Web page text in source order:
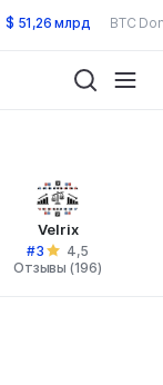
$ 51,26 млрд BTC
Velrix
#3
4,5
Отзывы (196)